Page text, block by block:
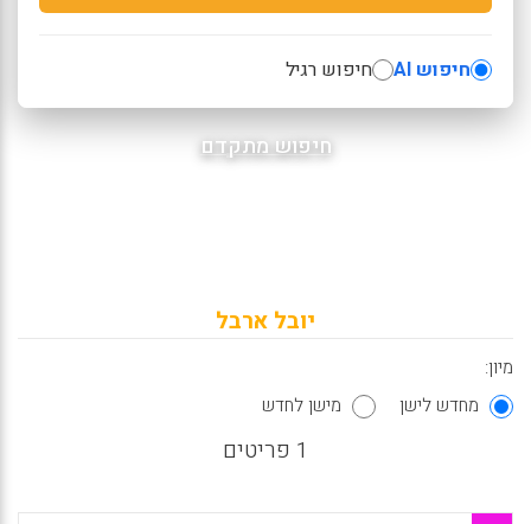
חיפוש AI חיפוש רגיל
חיפוש מתקדם
יובל ארבל
מיון:
מחדש לישן
מישן לחדש
1 פריטים